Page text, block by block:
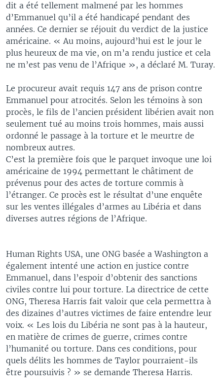
dit a été tellement malmené par les hommes
d’Emmanuel qu’il a été handicapé pendant des
années. Ce dernier se réjouit du verdict de la justice
américaine. « Au moins, aujourd’hui est le jour le
plus heureux de ma vie, on m’a rendu justice et cela
ne m’est pas venu de l’Afrique », a déclaré M. Turay.
Le procureur avait requis 147 ans de prison contre
Emmanuel pour atrocités. Selon les témoins à son
procès, le fils de l’ancien président libérien avait non
seulement tué au moins trois hommes, mais aussi
ordonné le passage à la torture et le meurtre de
nombreux autres.
C’est la première fois que le parquet invoque une loi
américaine de 1994 permettant le châtiment de
prévenus pour des actes de torture commis à
l’étranger. Ce procès est le résultat d’une enquête
sur les ventes illégales d’armes au Libéria et dans
diverses autres régions de l’Afrique.
Human Rights USA, une ONG basée a Washington a
également intenté une action en justice contre
Emmanuel, dans l’espoir d’obtenir des sanctions
civiles contre lui pour torture. La directrice de cette
ONG, Theresa Harris fait valoir que cela permettra à
des dizaines d’autres victimes de faire entendre leur
voix. « Les lois du Libéria ne sont pas à la hauteur,
en matière de crimes de guerre, crimes contre
l’humanité ou torture. Dans ces conditions, pour
quels délits les hommes de Taylor pourraient-ils
être poursuivis ? » se demande Theresa Harris.